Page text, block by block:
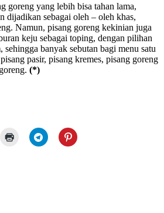
goreng yang lebih bisa tahan lama,
dijadikan sebagai oleh – oleh khas,
Namun, pisang goreng kekinian juga
keju sebagai toping, dengan pilihan
sehingga banyak sebutan bagi menu satu
pasir, pisang kremes, pisang goreng
(*)